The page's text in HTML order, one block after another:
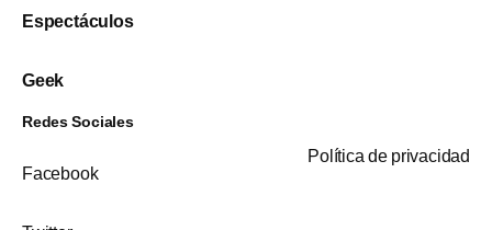
Espectáculos
Geek
Redes Sociales
Facebook
Política de privacidad